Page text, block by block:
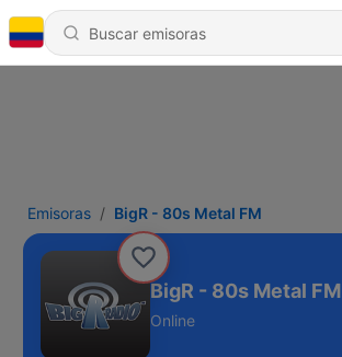
Emisoras BigR - 80s Metal FM
BigR - 80s Metal FM
Online